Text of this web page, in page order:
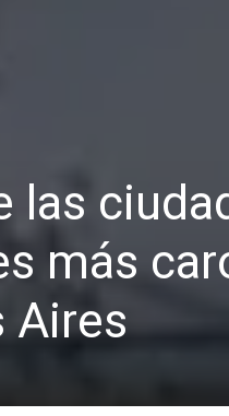
las
más
Aires